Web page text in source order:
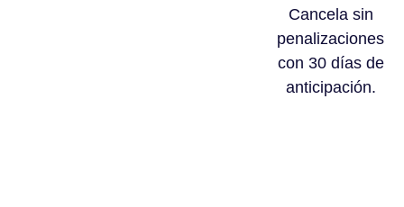
Cancela sin
penalizaciones
con 30 días de
anticipación.